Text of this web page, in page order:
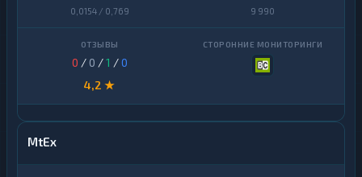
0,0154 / 0,769 9 990
0 / 0 /1 /0
4,2 ★
MtEx